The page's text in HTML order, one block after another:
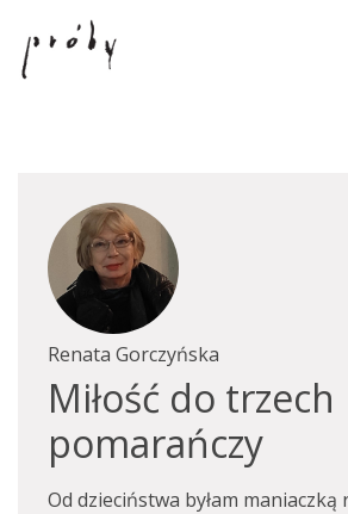
Renata Gorczyńska
Miłość do trzech
pomarańczy
Od dzieciństwa byłam